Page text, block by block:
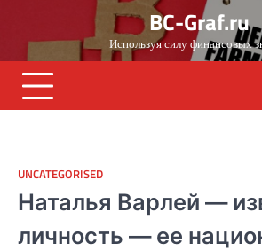
content
BC-Graf.ru
Используя силу финансовых
UNCATEGORISED
Наталья Варлей —
личность — ее